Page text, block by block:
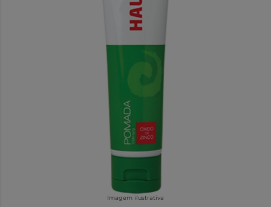
Imagem ilustrativa